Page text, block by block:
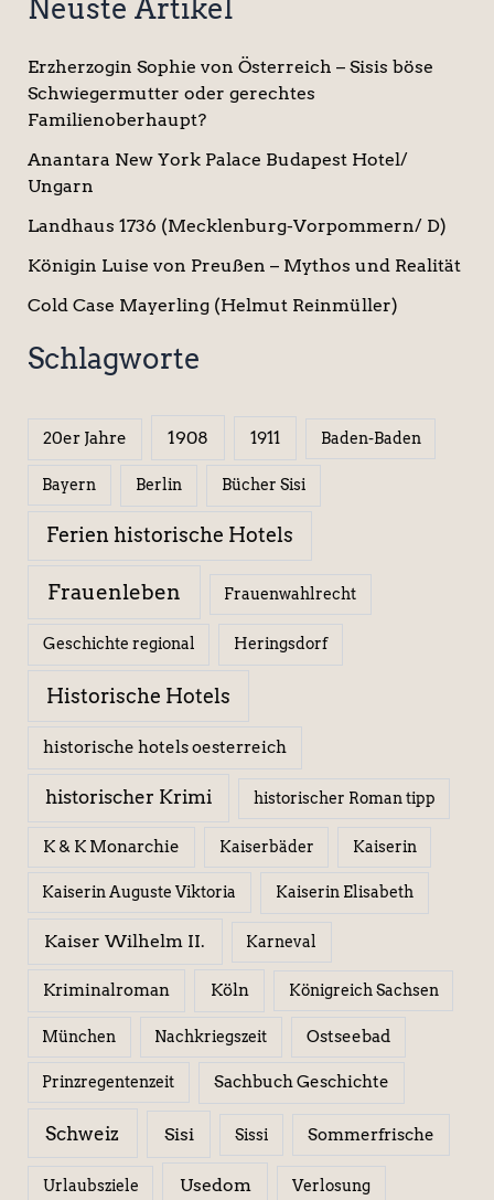
Neuste Artikel
Erzherzogin Sophie von Österreich – Sisis böse
Schwiegermutter oder gerechtes
Familienoberhaupt?
Anantara New York Palace Budapest Hotel/
Ungarn
Landhaus 1736 (Mecklenburg-Vorpommern/ D)
Königin Luise von Preußen – Mythos und Realität
Cold Case Mayerling (Helmut Reinmüller)
Schlagworte
20er Jahre 1908 1911 Baden-Baden
Bayern Berlin Bücher Sisi
Ferien historische Hotels
Frauenleben Frauenwahlrecht
Geschichte regional Heringsdorf
Historische Hotels
historische hotels oesterreich
historischer Krimi historischer Roman tipp
K & K Monarchie Kaiserbäder Kaiserin
Kaiserin Auguste Viktoria Kaiserin Elisabeth
Kaiser Wilhelm II. Karneval
Kriminalroman Köln Königreich Sachsen
München Nachkriegszeit Ostseebad
Prinzregentenzeit Sachbuch Geschichte
Schweiz Sisi Sissi Sommerfrische
Urlaubsziele Usedom Verlosung